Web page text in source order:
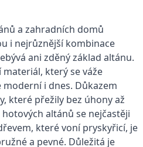
a zahradních domů
i nejrůznější kombinace
ani zděný základ altánu.
který se váže
i dnes. Důkazem
které přežily bez úhony až
altánů se nejčastěji
které voní pryskyřicí, je
a pevné. Důležitá je